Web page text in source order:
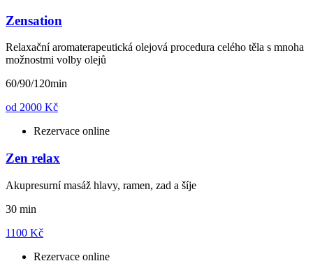
Zensation
Relaxační aromaterapeutická olejová procedura celého těla s mnoha
možnostmi volby olejů
60/90/120min
od 2000 Kč
Rezervace online
Zen relax
Akupresurní masáž hlavy, ramen, zad a šíje
30 min
1100 Kč
Rezervace online